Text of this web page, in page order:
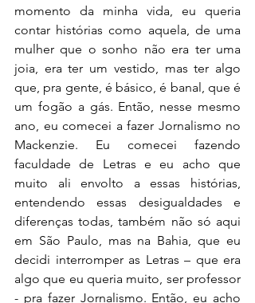
momento da minha vida, eu queria
contar histórias como aquela, de uma
mulher que o sonho não era ter uma
joia, era ter um vestido, mas ter algo
que, pra gente, é básico, é banal, que é
um fogão a gás. Então, nesse mesmo
ano, eu comecei a fazer Jornalismo no
Mackenzie. Eu comecei fazendo
faculdade de Letras e eu acho que
muito ali envolto a essas histórias,
entendendo essas desigualdades e
diferenças todas, também não só aqui
em São Paulo, mas na Bahia, que eu
decidi interromper as Letras – que era
algo que eu queria muito, ser professor
- pra fazer Jornalismo. Então, eu acho